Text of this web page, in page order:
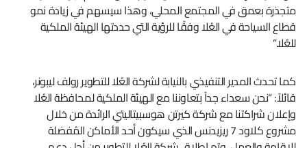
متجذرة بعمق في المجتمع المحلي، وهذا سيسهم في زيادة نمو
قطاع السياحة في العُلا وفقًا للرؤية التي حددتها الهيئة الملكية
للعُلا.”
كما تحدث المدير التنفيذي بالنيابة لشركة العُلا للتطوير رولف ليبونر،
قائلاً: “نحن سعداء جداً بتعاوننا مع الهيئة الملكية لمحافظة العُلا
وإعلان شراكتنا مع شركة كيرتن هوسبيتاليتي الرائدة من خلال
مشروع كلاود 7 ريزيدنس الذي سيكون أحد الأماكن المُفضلة